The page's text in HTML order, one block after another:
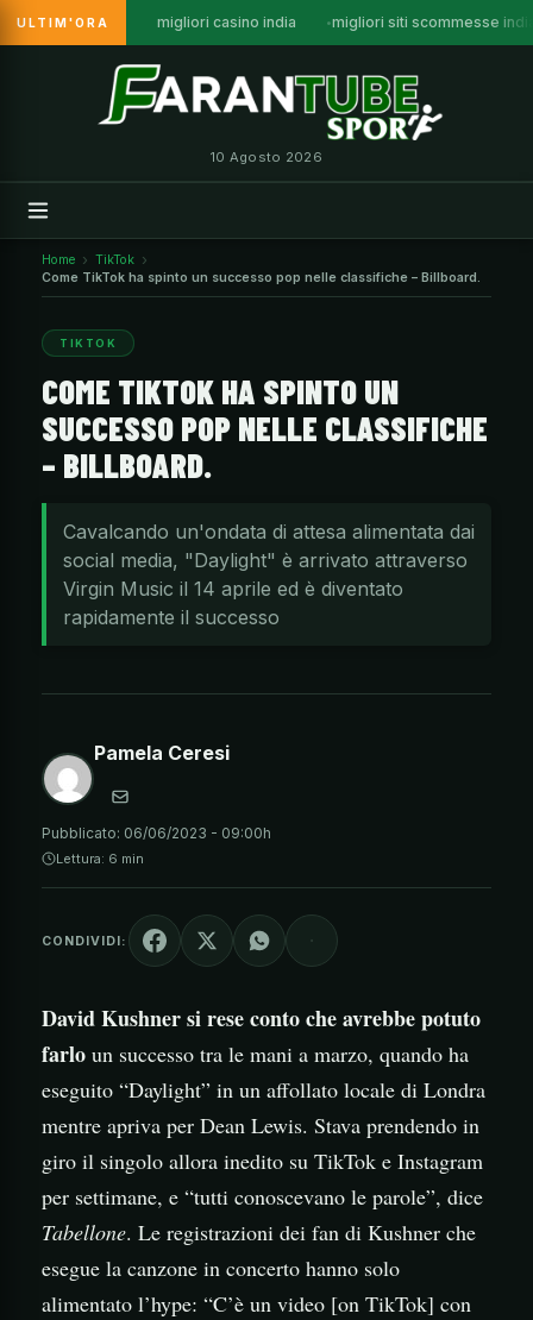
ULTIM'ORA migliori casino india migliori siti scommesse
10 Agosto 2026
Home
TikTok
Come TikTok ha spinto un successo pop nelle classifiche – Billboard.
TIKTOK
COME TIKTOK HA SPINTO UN
SUCCESSO POP NELLE CLASSIFICHE
– BILLBOARD.
Cavalcando un'ondata di attesa alimentata dai
social media, "Daylight" è arrivato attraverso
Virgin Music il 14 aprile ed è diventato
rapidamente il successo
Pamela Ceresi
Pubblicato: 06/06/2023 - 09:00h
Lettura: 6 min
CONDIVIDI:
David Kushner si rese conto che avrebbe potuto
farlo un successo tra le mani a marzo, quando ha
eseguito “Daylight” in un affollato locale di Londra
mentre apriva per Dean Lewis. Stava prendendo in
giro il singolo allora inedito su TikTok e Instagram
per settimane, e “tutti conoscevano le parole”, dice
Tabellone. Le registrazioni dei fan di Kushner che
esegue la canzone in concerto hanno solo
alimentato l’hype: “C’è un video [on TikTok] con